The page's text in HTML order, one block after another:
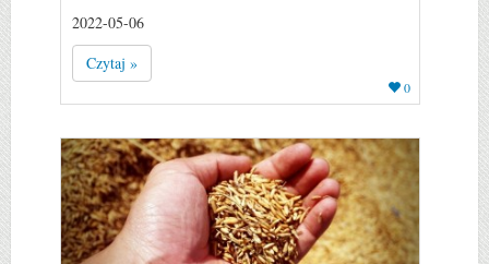
2022-05-06
Czytaj »
0